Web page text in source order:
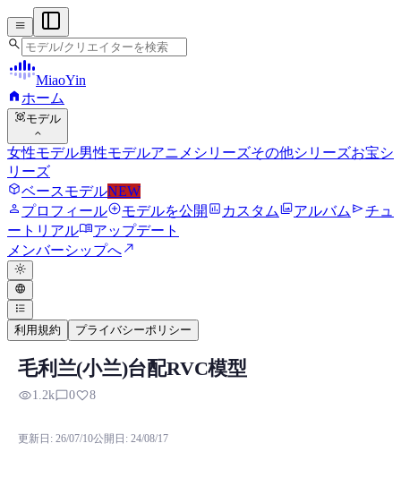
menu
search
MiaoYin
home ホーム
view_in_arモデル
expand_more
女性モデル男性モデルアニメシリーズその他シリーズお宝シ
リーズ
deployed_codeベースモデルNEW
person プロフィールadd_circleモデルを公開 assessment カスタムphoto_libraryアルバム sendチュ
ートリアルmenu_bookアップデート
メンバーシップへnorth_east
light_mode
language
format_list_bulleted
利用規約 プライバシーポリシー
RVC RVCボイスモデル
之前妙音出品了《名侦探柯南》系列中的 柯南 灰原哀 毛利小
毛利兰(小兰)台配RVC模型
visibility1.2kchat_bubble_outline0favorite8
更新日 : 26/07/10公開日 : 24/08/17